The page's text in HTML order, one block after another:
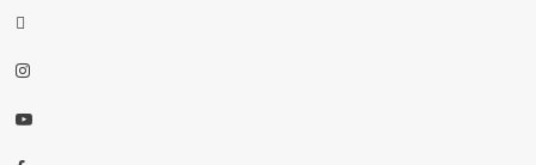
threads
Instagram
Youtube